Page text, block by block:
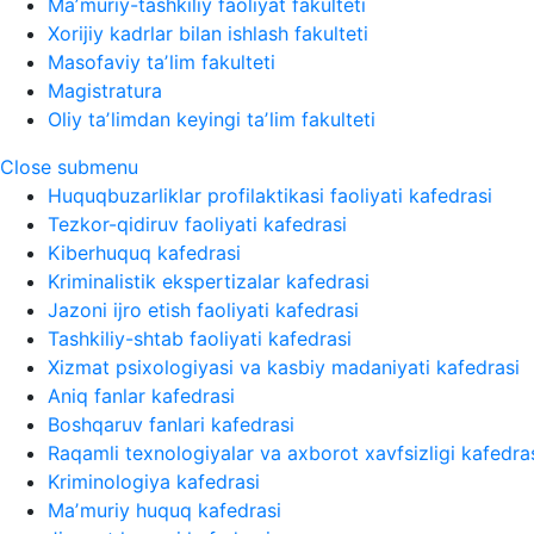
Maʼmuriy-tashkiliy faoliyat fakulteti
Xorijiy kadrlar bilan ishlash fakulteti
Masofaviy taʼlim fakulteti
Magistratura
Oliy taʼlimdan keyingi taʼlim fakulteti
Close submenu
Huquqbuzarliklar profilaktikasi faoliyati kafedrasi
Tezkor-qidiruv faoliyati kafedrasi
Kiberhuquq kafedrasi
Kriminalistik ekspertizalar kafedrasi
Jazoni ijro etish faoliyati kafedrasi
Tashkiliy-shtab faoliyati kafedrasi
Xizmat psixologiyasi va kasbiy madaniyati kafedrasi
Aniq fanlar kafedrasi
Boshqaruv fanlari kafedrasi
Raqamli texnologiyalar va axborot xavfsizligi
Kriminologiya kafedrasi
Maʼmuriy huquq kafedrasi